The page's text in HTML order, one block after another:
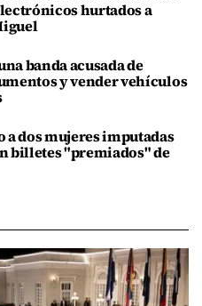
hurtados a
banda acusada de
y vender vehículos
a dos mujeres imputadas
billetes "premiados" de